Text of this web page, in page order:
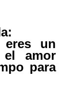
un
el amor
para